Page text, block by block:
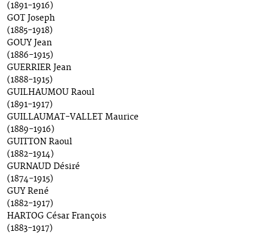
(1891-1916)
GOT Joseph
(1885-1918)
GOUY Jean
(1886-1915)
GUERRIER Jean
(1888-1915)
GUILHAUMOU Raoul
(1891-1917)
GUILLAUMAT-VALLET Maurice
(1889-1916)
GUITTON Raoul
(1882-1914)
GURNAUD Désiré
(1874-1915)
GUY René
(1882-1917)
HARTOG César François
(1883-1917)